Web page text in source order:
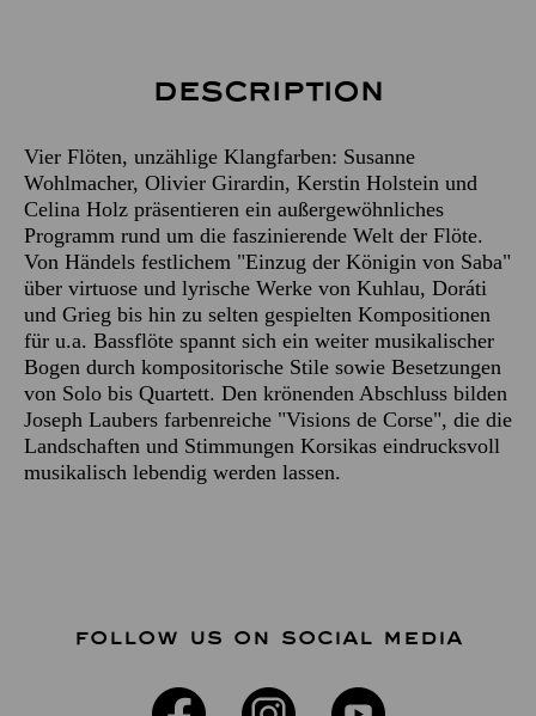
Description
Vier Flöten, unzählige Klangfarben: Susanne
Wohlmacher, Olivier Girardin, Kerstin Holstein und
Celina Holz präsentieren ein außergewöhnliches
Programm rund um die faszinierende Welt der Flöte.
Von Händels festlichem "Einzug der Königin von Saba"
über virtuose und lyrische Werke von Kuhlau, Doráti
und Grieg bis hin zu selten gespielten Kompositionen
für u.a. Bassflöte spannt sich ein weiter musikalischer
Bogen durch kompositorische Stile sowie Besetzungen
von Solo bis Quartett. Den krönenden Abschluss bilden
Joseph Laubers farbenreiche "Visions de Corse", die die
Landschaften und Stimmungen Korsikas eindrucksvoll
musikalisch lebendig werden lassen.
FOLLOW US ON SOCIAL MEDIA